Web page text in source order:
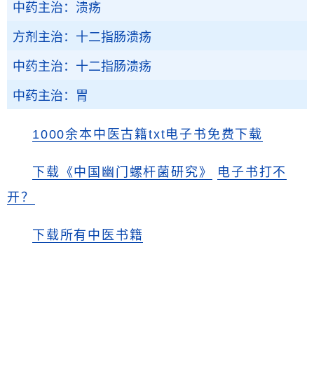
中药主治：溃疡
方剂主治：十二指肠溃疡
中药主治：十二指肠溃疡
中药主治：胃
1000余本中医古籍txt电子书免费下载
下载《中国幽门螺杆菌研究》
电子书打不
开？
下载所有中医书籍